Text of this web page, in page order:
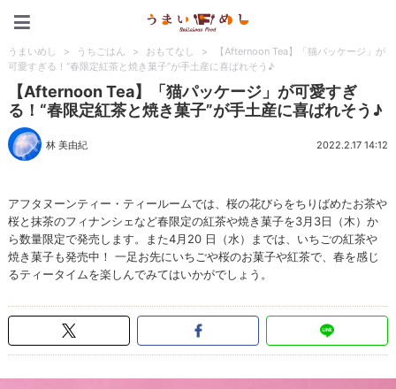
うまいめし > うちごはん > おもてなし >
【Afternoon Tea】「猫パッケージ」が
可愛すぎる！“春限定紅茶と焼き菓子”が手土産に喜ばれそう♪
【Afternoon Tea】「猫パッケージ」が可愛すぎ
る！“春限定紅茶と焼き菓子”が手土産に喜ばれそう♪
林 美由紀 2022.2.17 14:12
アフタヌーンティー・ティールームでは、桜の花びらをちりばめたお茶や
桜と抹茶のフィナンシェなど春限定の紅茶や焼き菓子を3月3日（木）か
ら数量限定で発売します。また4月20 日（水）までは、いちごの紅茶や
焼き菓子も発売中！ 一足お先にいちごや桜のお菓子や紅茶で、春を感じ
るティータイムを楽しんでみてはいかがでしょう。